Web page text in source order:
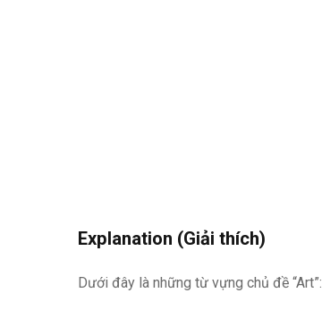
Explanation (Giải thích)
Dưới đây là những từ vựng chủ đề “Art”: